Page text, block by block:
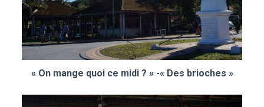
« On mange quoi ce midi ? » -« Des brioches »